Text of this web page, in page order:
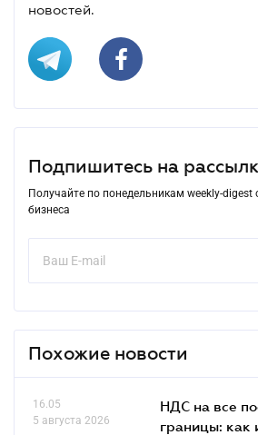
новостей.
Подпишитесь на
Получайте по понедельникам weekly-
бизнеса
Похожие новости
16.05
5 августа 2026
НДС на все
границы: как